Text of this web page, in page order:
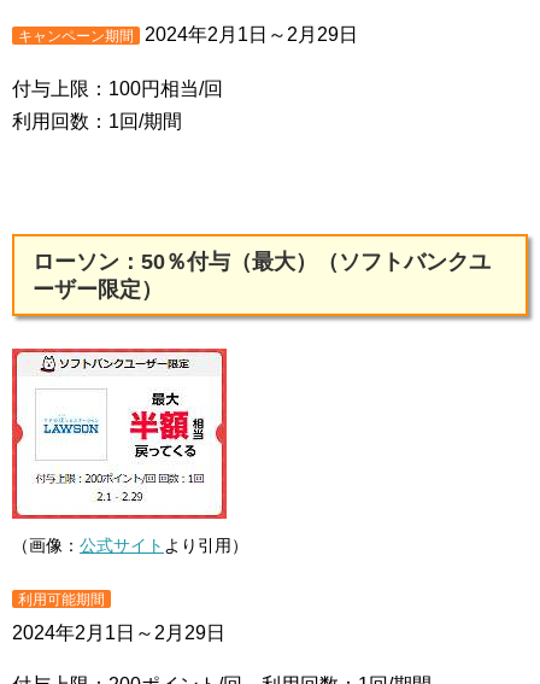
キャンペーン期間 2024年2月1日～2月29日
付与上限：100円相当/回
利用回数：1回/期間
ローソン：50％付与（最大）（ソフトバンクユ
ーザー限定）
（画像： 公式サイト より引用）
利用可能期間
2024年2月1日～2月29日